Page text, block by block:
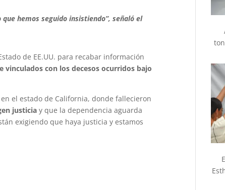
hemos seguido insistiendo”, señaló el
de EE.UU. para recabar información
con los decesos ocurridos bajo
el estado de California, donde fallecieron
justiciay que la dependencia aguarda
exigiendo que haya justicia y estamos